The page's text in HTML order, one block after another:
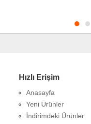
Hızlı Erişim
Anasayfa
Yeni Ürünler
İndirimdeki Ürünler